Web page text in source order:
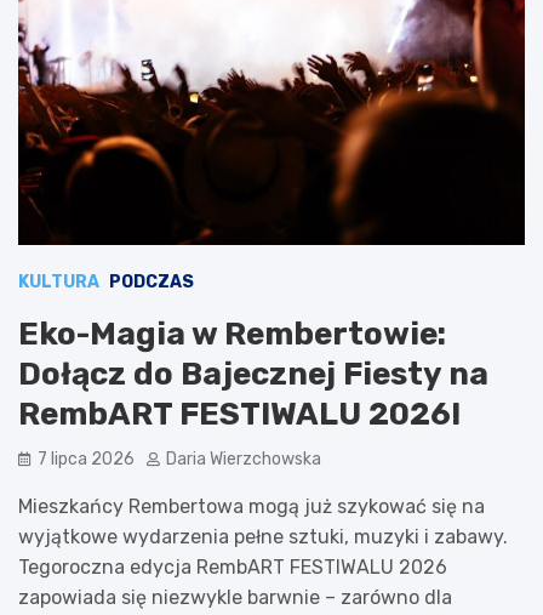
KULTURA PODCZAS
Eko-Magia w Rembertowie:
Dołącz do Bajecznej Fiesty na
RembART FESTIWALU 2026!
7 lipca 2026 Daria Wierzchowska
Mieszkańcy Rembertowa mogą już szykować się na
wyjątkowe wydarzenia pełne sztuki, muzyki i zabawy.
Tegoroczna edycja RembART FESTIWALU 2026
zapowiada się niezwykle barwnie – zarówno dla